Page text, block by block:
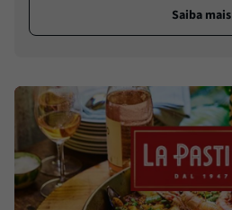
Saiba mais